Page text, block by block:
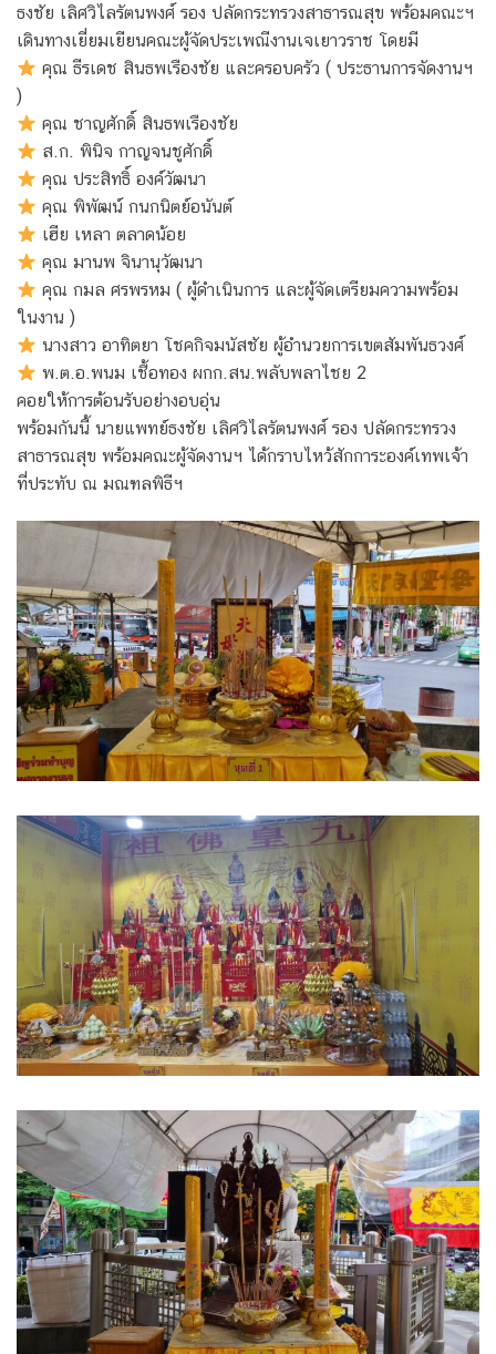
ธงชัย เลิศวิไลรัตนพงศ์ รอง ปลัดกระทรวงสาธารณสุข พร้อมคณะฯ
เดินทางเยี่ยมเยียนคณะผู้จัดประเพณีงานเจเยาวราช โดยมี
คุณ ธีรเดช สินธพเรืองชัย และครอบครัว ( ประธานการจัดงานฯ
)
คุณ ชาญศักดิ์ สินธพเรืองชัย
ส.ก. พินิจ กาญจนชูศักดิ์
คุณ ประสิทธิ์ องค์วัฒนา
คุณ พิพัฒน์ กนกนิตย์อนันต์
เฮีย เหลา ตลาดน้อย
คุณ มานพ จินานุวัฒนา
คุณ กมล ศรพรหม ( ผู้ดำเนินการ และผู้จัดเตรียมความพร้อม
ในงาน )
นางสาว อาทิตยา โชคกิจมนัสชัย ผู้อำนวยการเขตสัมพันธวงศ์
พ.ต.อ.พนม เชื้อทอง ผกก.สน.พลับพลาไชย 2
คอยให้การต้อนรับอย่างอบอุ่น
พร้อมกันนี้ นายแพทย์ธงชัย เลิศวิไลรัตนพงศ์ รอง ปลัดกระทรวง
สาธารณสุข พร้อมคณะผู้จัดงานฯ ได้กราบไหว้สักการะองค์เทพเจ้า
ที่ประทับ ณ มณฑลพิธีฯ